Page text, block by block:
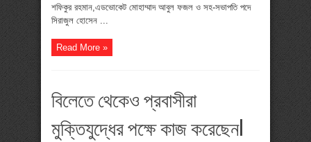
শফিকুর রহমান,এডভোকেট মোহাম্মাদ আবুল ফজল ও সহ-সভাপতি পদে
সিরাজুল হোসেন ...
Read More »
বিলেতে থেকেও প্রবাসীরা
মুক্তিযুদ্ধের পক্ষে কাজ করেছেনI